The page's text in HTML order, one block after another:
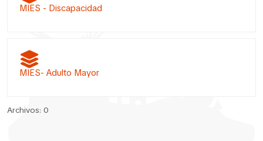
MIES - Discapacidad
MIES- Adulto Mayor
Archivos: 0